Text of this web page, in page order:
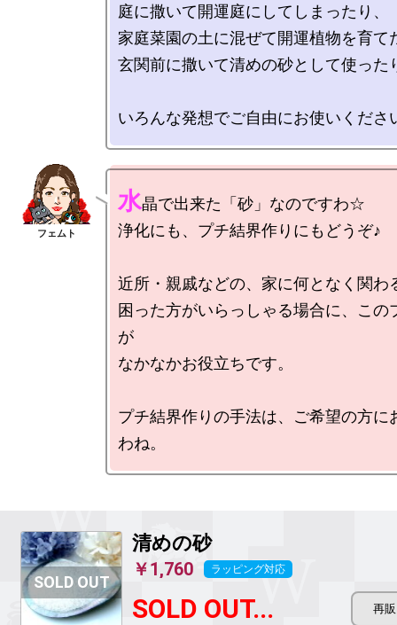
庭に撒いて開運庭にしてしまったり、
家庭菜園の土に混ぜて開運植物を育て
玄関前に撒いて清めの砂として使った
水晶で出来た「砂」なのですわ☆
浄化にも、プチ結界作りにもどうぞ♪
近所・親戚などの、家に何となく関わ
困った方がいらっしゃる場合に、この
が
なかなかお役立ちです。
プチ結界作りの手法は、ご希望の方に
清めの砂
￥1,760 ラッピング対応
SOLD OUT...